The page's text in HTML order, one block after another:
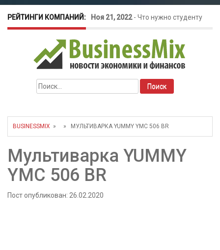
РЕЙТИНГИ КОМПАНИЙ: Ноя 21, 2022- Что нужно студенту
для открытия бизнеса?
Окт 26, 2022-Телефония для
amoCRM: лучшие инструменты для
бизнеса
как защитить свой бизнес?
Найти:
BUSINESSMIX » » МУЛЬТИВАРКА YUMMY YMC 506 BR
Мультиварка YUMMY
YMC 506 BR
Пост опубликован: 26.02.2020